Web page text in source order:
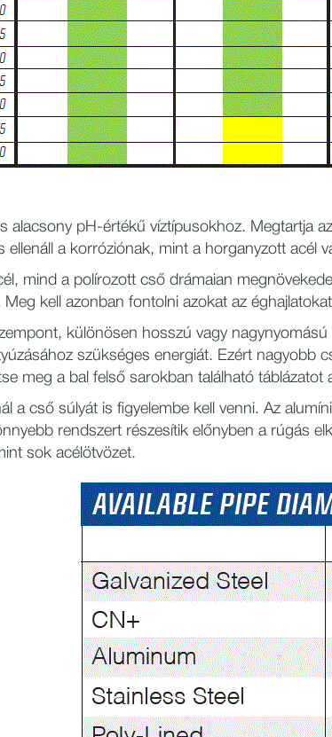
alacsony pH-értékű víztípusokhoz. Megtartja
ellenáll a korróziónak, mint a horganyzott acél
mind a polírozott cső drámaian
Meg kell azonban fontolni azokat az
különösen hosszú vagy
szükséges energiát. Ezért nagyobb
meg a bal felső sarokban található
a cső súlyát is figyelembe kell venni. Az
rendszert részesítik előnyben a rúgás
sok acélötvözet.